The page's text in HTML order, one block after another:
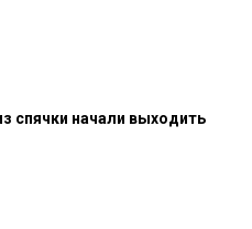
спячки начали выходить